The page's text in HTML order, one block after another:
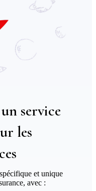
service
les
et unique
avec :